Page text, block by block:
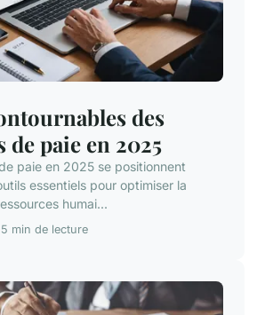
des
de paie en 2025
paie en 2025 se positionnent
essentiels pour optimiser la
humai...
5 min de lecture